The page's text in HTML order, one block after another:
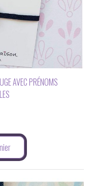
AVEC PRÉNOMS